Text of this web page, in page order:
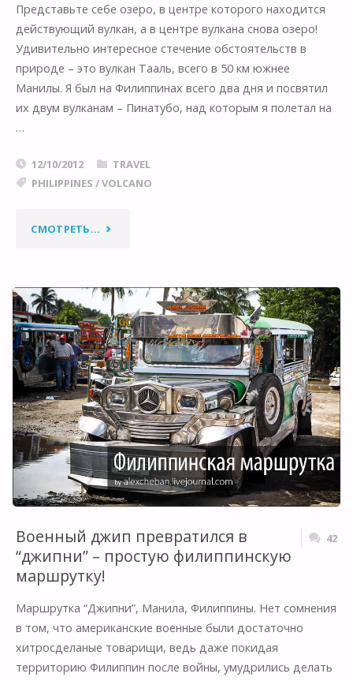
Представьте себе озеро, в центре которого находится
действующий вулкан, а в центре вулкана снова озеро!
Удивительно интересное стечение обстоятельств в
природе – это вулкан Тааль, всего в 50 км южнее
Манилы. Я был на Филиппинах всего два дня и посвятил
их двум вулканам – Пинатубо, над которым я полетал на
…
12/10/2012
TRAVEL
PHILIPPINES /VOLCANO
СМОТРЕТЬ... "ФИЛЛИПИНСКИЙ
НА
ОСТРОВЕ
С
КРАТЕРОМ-
ОЗЕРОМ"
Военный джип превратился в
“джипни” – простую филиппинскую
маршрутку!
42
Маршрутка “Джипни”, Манила, Филиппины. Нет сомнения
в том, что американские военные были достаточно
хитросделаные товарищи, ведь даже покидая
территорию Филиппин после войны, умудрились делать